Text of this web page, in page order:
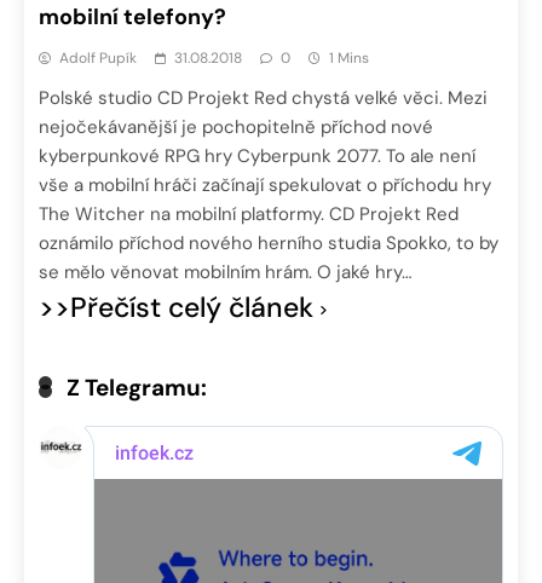
mobilní telefony?
Adolf Pupík 31.08.2018 0 1 Mins
Polské studio CD Projekt Red chystá velké věci. Mezi
nejočekávanější je pochopitelně příchod nové
kyberpunkové RPG hry Cyberpunk 2077. To ale není
vše a mobilní hráči začínají spekulovat o příchodu hry
The Witcher na mobilní platformy. CD Projekt Red
oznámilo příchod nového herního studia Spokko, to by
se mělo věnovat mobilním hrám. O jaké hry…
>>Přečíst celý článek
Z Telegramu: